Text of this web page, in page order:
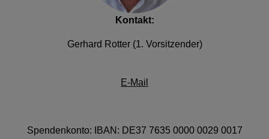
Kontakt:
Gerhard Rotter (1. Vorsitzender)
E-Mail
Spendenkonto: IBAN: DE37 7635 0000 0029 0017